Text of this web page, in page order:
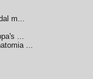
m...
...
...